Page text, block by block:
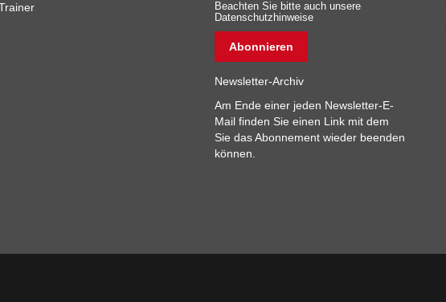
Beachten Sie bitte auch unsere
Datenschutzhinweise
Newsletter-Archiv
Am Ende einer jeden Newsletter-E-
Mail finden Sie einen Link mit dem
Sie das Abonnement wieder beenden
können.